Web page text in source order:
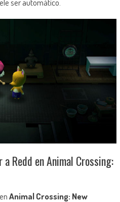
ser automático.
Redd en Animal Crossing:
Animal Crossing: New